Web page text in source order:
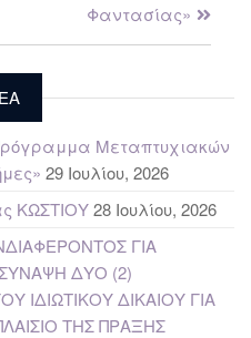
Φαντασίας»
Μεταπτυχιακών
29 Ιουλίου, 2026
ΚΩΣΤΙΟΥ28 Ιουλίου, 2026
ΓΙΑ
ΔΥΟ (2)
ΙΔΙΩΤΙΚΟΥ ΔΙΚΑΙΟΥ ΓΙΑ
ΤΗΣ ΠΡΑΞΗΣ